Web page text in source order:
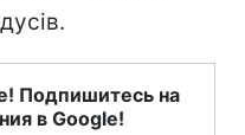
Подпишитесь на
в Google!